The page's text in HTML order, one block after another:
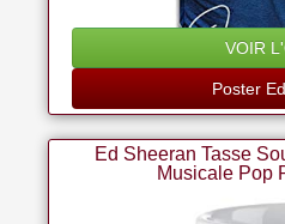
VOIR
Poster
Ed Sheeran Tasse
Musicale Pop